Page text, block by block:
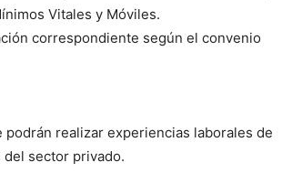
Vitales y Móviles.
correspondiente según el convenio
realizar experiencias laborales de
del sector privado.